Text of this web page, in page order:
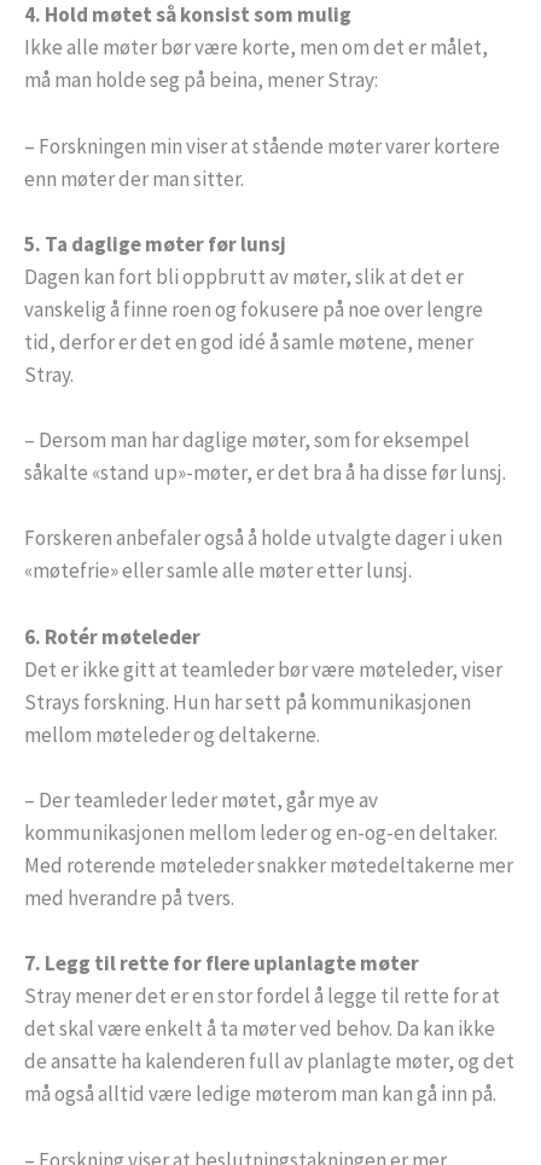
4. Hold møtet så konsist som mulig
Ikke alle møter bør være korte, men om det er målet,
må man holde seg på beina, mener Stray:
– Forskningen min viser at stående møter varer kortere
enn møter der man sitter.
5. Ta daglige møter før lunsj
Dagen kan fort bli oppbrutt av møter, slik at det er
vanskelig å finne roen og fokusere på noe over lengre
tid, derfor er det en god idé å samle møtene, mener
Stray.
– Dersom man har daglige møter, som for eksempel
såkalte «stand up»-møter, er det bra å ha disse før lunsj.
Forskeren anbefaler også å holde utvalgte dager i uken
«møtefrie» eller samle alle møter etter lunsj.
6. Rotér møteleder
Det er ikke gitt at teamleder bør være møteleder, viser
Strays forskning. Hun har sett på kommunikasjonen
mellom møteleder og deltakerne.
– Der teamleder leder møtet, går mye av
kommunikasjonen mellom leder og en-og-en deltaker.
Med roterende møteleder snakker møtedeltakerne mer
med hverandre på tvers.
7. Legg til rette for flere uplanlagte møter
Stray mener det er en stor fordel å legge til rette for at
det skal være enkelt å ta møter ved behov. Da kan ikke
de ansatte ha kalenderen full av planlagte møter, og det
må også alltid være ledige møterom man kan gå inn på.
– Forskning viser at beslutningstakningen er mer